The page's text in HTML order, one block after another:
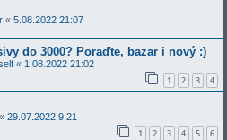
« 5.08.2022 21:07
do 3000? Poraďte, bazar i nový :)
« 1.08.2022 21:02
1 2 3 4
« 29.07.2022 9:21
1 2 3 4 5 6